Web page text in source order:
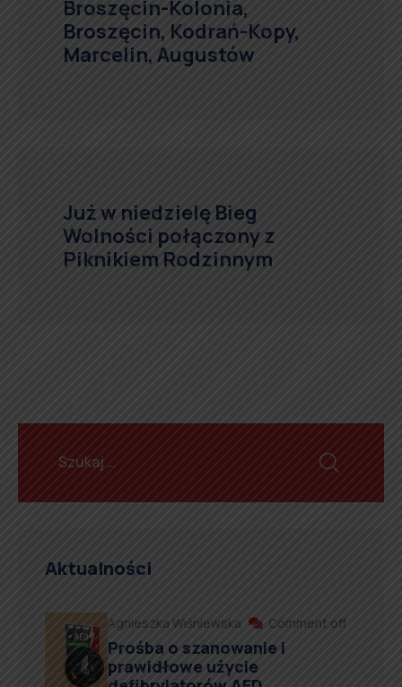
Broszęcin-Kolonia,
Broszęcin, Kodrań-Kopy,
Marcelin, Augustów
Już w niedzielę Bieg
Wolności połączony z
Piknikiem Rodzinnym
Aktualności
Agnieszka Wiśniewska Comment off
Prośba o szanowanie i
prawidłowe użycie